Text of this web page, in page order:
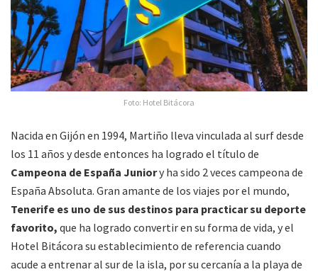
Foto: Hotel Bitácora
Nacida en Gijón en 1994, Martiño lleva vinculada al surf desde
los 11 años y desde entonces ha logrado el título de
Campeona de España Juniory ha sido 2 veces campeona de
España Absoluta. Gran amante de los viajes por el mundo,
Tenerife es uno de sus destinos para practicar su deporte
favorito, que ha logrado convertir en su forma de vida, y el
Hotel Bitácora su establecimiento de referencia cuando
acude a entrenar al sur de la isla, por su cercanía a la playa de